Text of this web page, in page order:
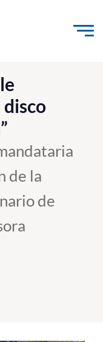
de la
de